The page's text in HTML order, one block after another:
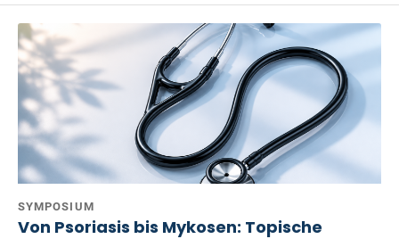
SYMPOSIUM
Von Psoriasis bis Mykosen: Topische